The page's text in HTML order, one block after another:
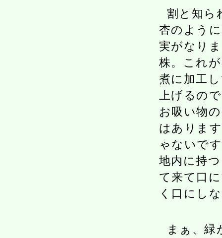
割と知ら
杏のよう
実がなり
株。これ
煮に加工
上げるの
お吸い物
はありま
ゃないで
地内に持
て来て口
く口にし
まぁ、緑